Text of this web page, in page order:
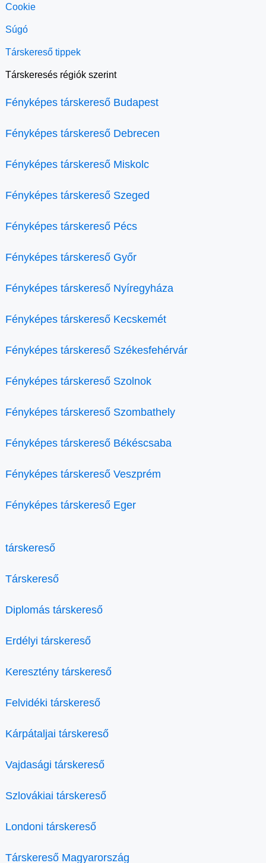
Cookie
Súgó
Társkereső tippek
Társkeresés régiók szerint
Fényképes társkereső Budapest
Fényképes társkereső Debrecen
Fényképes társkereső Miskolc
Fényképes társkereső Szeged
Fényképes társkereső Pécs
Fényképes társkereső Győr
Fényképes társkereső Nyíregyháza
Fényképes társkereső Kecskemét
Fényképes társkereső Székesfehérvár
Fényképes társkereső Szolnok
Fényképes társkereső Szombathely
Fényképes társkereső Békéscsaba
Fényképes társkereső Veszprém
Fényképes társkereső Eger
társkereső
Társkereső
Diplomás társkereső
Erdélyi társkereső
Keresztény társkereső
Felvidéki társkereső
Kárpátaljai társkereső
Vajdasági társkereső
Szlovákiai társkereső
Londoni társkereső
Társkereső Magyarország